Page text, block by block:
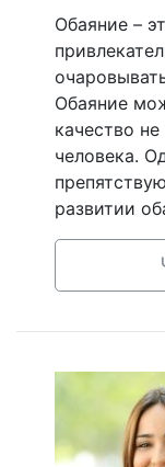
Обаяние –
Обаяние
качество
человека.
развитии